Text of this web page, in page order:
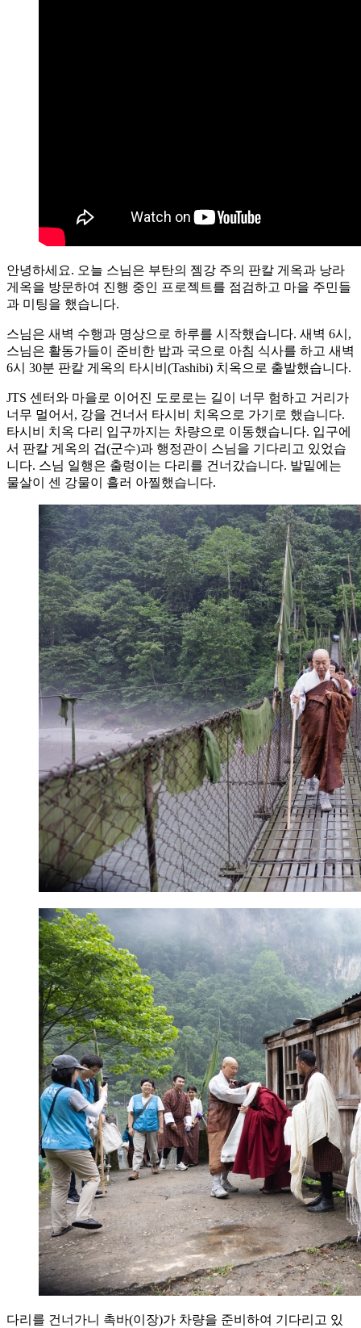
안녕하세요. 오늘 스님은 부탄의 젬강 주의 판칼 게옥과 낭라
게옥을 방문하여 진행 중인 프로젝트를 점검하고 마을 주민들
과 미팅을 했습니다.
스님은 새벽 수행과 명상으로 하루를 시작했습니다. 새벽 6시,
스님은 활동가들이 준비한 밥과 국으로 아침 식사를 하고 새벽
6시 30분 판칼 게옥의 타시비(Tashibi) 치옥으로 출발했습니다.
JTS 센터와 마을로 이어진 도로로는 길이 너무 험하고 거리가
너무 멀어서, 강을 건너서 타시비 치옥으로 가기로 했습니다.
타시비 치옥 다리 입구까지는 차량으로 이동했습니다. 입구에
서 판칼 게옥의 겁(군수)과 행정관이 스님을 기다리고 있었습
니다. 스님 일행은 출렁이는 다리를 건너갔습니다. 발밑에는
물살이 센 강물이 흘러 아찔했습니다.
다리를 건너가니 촉바(이장)가 차량을 준비하여 기다리고 있